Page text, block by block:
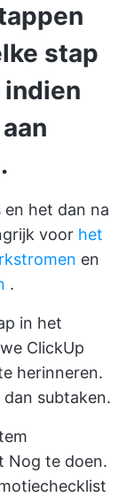
stap
het dan na
voor het
en
.
in het
ClickUp
herinneren.
subtaken.
Nog te doen.